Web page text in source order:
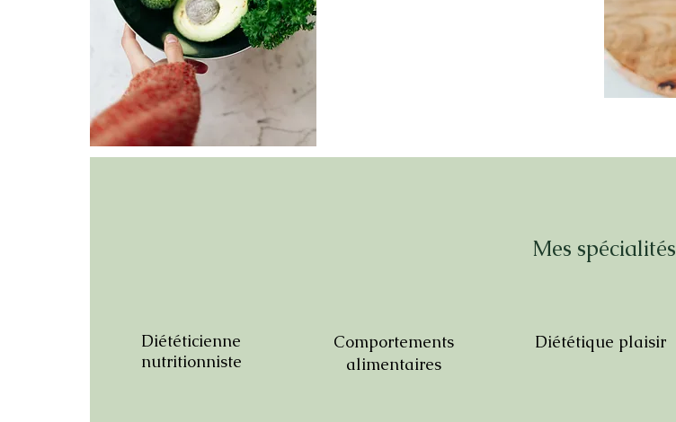
Mes spécialités
Diététicienne
nutritionniste
Comportements
alimentaires
Diététique plaisir